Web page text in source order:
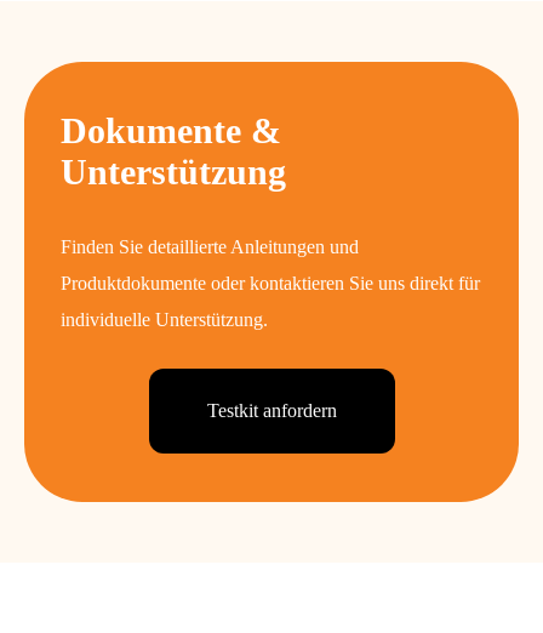
Dokumente &
Unterstützung
Finden Sie detaillierte Anleitungen und
Produktdokumente oder kontaktieren Sie uns direkt für
individuelle Unterstützung.
Testkit anfordern